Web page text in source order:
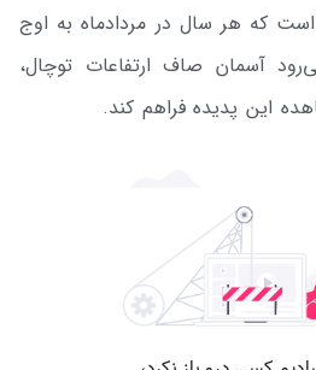
است که هر سال در مردادماه به اوج
آسمان صاف ارتفاعات توچال،
این پدیده فراهم کند.